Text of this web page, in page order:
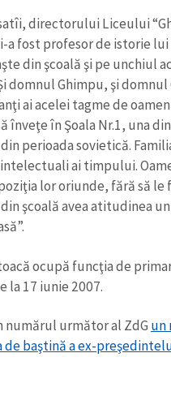
directorului Liceului
a fost profesor de istorie
din şcoală şi pe unchiul
domnul Ghimpu, şi
ai acelei tagme de
înveţe în Şoala Nr.1, una
perioada sovietică.
ai timpului.
lor oriunde, fără să le
şcoală avea atitudinea
ocupă funcţia de
la 17 iunie 2007.
numărul următor al ZdG un
baştină a ex-